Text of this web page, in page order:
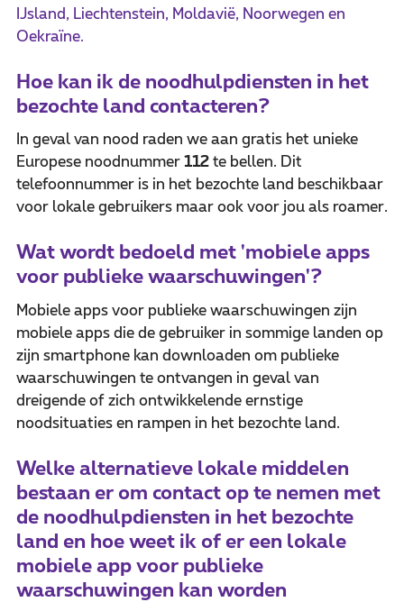
IJsland, Liechtenstein, Moldavië, Noorwegen en
Oekraïne.
Hoe kan ik de noodhulpdiensten in het
bezochte land contacteren?
In geval van nood raden we aan gratis het unieke
Europese noodnummer 112te bellen. Dit
telefoonnummer is in het bezochte land beschikbaar
voor lokale gebruikers maar ook voor jou als roamer.
Wat wordt bedoeld met 'mobiele apps
voor publieke waarschuwingen'?
Mobiele apps voor publieke waarschuwingen zijn
mobiele apps die de gebruiker in sommige landen op
zijn smartphone kan downloaden om publieke
waarschuwingen te ontvangen in geval van
dreigende of zich ontwikkelende ernstige
noodsituaties en rampen in het bezochte land.
Welke alternatieve lokale middelen
bestaan er om contact op te nemen met
de noodhulpdiensten in het bezochte
land en hoe weet ik of er een lokale
mobiele app voor publieke
waarschuwingen kan worden